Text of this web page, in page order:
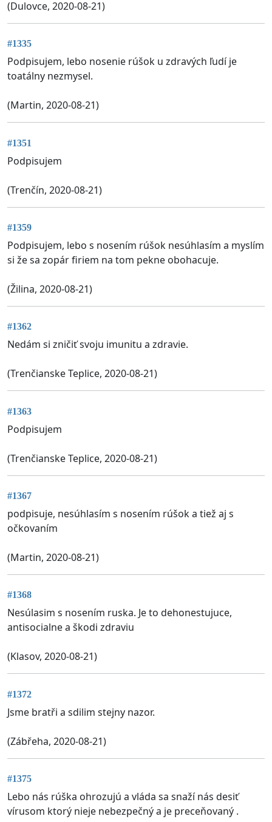
(Dulovce, 2020-08-21)
#1335
Podpisujem, lebo nosenie rúšok u zdravých ľudí je
toatálny nezmysel.
(Martin, 2020-08-21)
#1351
Podpisujem
(Trenčín, 2020-08-21)
#1359
Podpisujem, lebo s nosením rúšok nesúhlasím a myslím
si že sa zopár firiem na tom pekne obohacuje.
(Žilina, 2020-08-21)
#1362
Nedám si zničiť svoju imunitu a zdravie.
(Trenčianske Teplice, 2020-08-21)
#1363
Podpisujem
(Trenčianske Teplice, 2020-08-21)
#1367
podpisuje, nesúhlasím s nosením rúšok a tiež aj s
očkovaním
(Martin, 2020-08-21)
#1368
Nesúlasim s nosením ruska. Je to dehonestujuce,
antisocialne a škodi zdraviu
(Klasov, 2020-08-21)
#1372
Jsme bratři a sdilim stejny nazor.
(Zábřeha, 2020-08-21)
#1375
Lebo nás rúška ohrozujú a vláda sa snaží nás desiť
vírusom ktorý nieje nebezpečný a je preceňovaný .